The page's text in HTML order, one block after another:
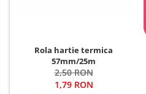
Rola hartie termica
57mm/25m
2,50 RON
1,79 RON